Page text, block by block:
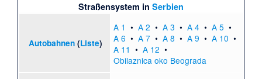
Straßensystem in Serbien
Autobahnen(Liste)
A 1 • A 2 • A 3 • A 4• A 5 •
A 6 • A 7• A 8 • A 9 • A 10 •
A 11 • A 12 •
Obilaznica oko Beograda